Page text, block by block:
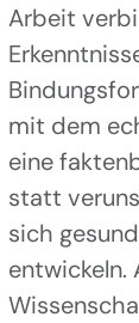
Arbeit
mit dem
eine
statt
sich
entwickeln.